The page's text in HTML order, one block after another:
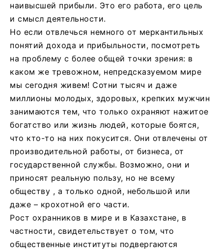
наивысшей прибыли. Это его работа, его цель
и смысл деятельности.
Но если отвлечься немного от меркантильных
понятий дохода и прибыльности, посмотреть
на проблему с более общей точки зрения: в
каком же тревожном, непредсказуемом мире
мы сегодня живем! Сотни тысяч и даже
миллионы молодых, здоровых, крепких мужчин
занимаются тем, что только охраняют нажитое
богатство или жизнь людей, которые боятся,
что кто-то на них покусится. Они отвлечены от
производительной работы, от бизнеса, от
государственной службы. Возможно, они и
приносят реальную пользу, но не всему
обществу , а только одной, небольшой или
даже – крохотной его части.
Рост охранников в мире и в Казахстане, в
частности, свидетельствует о том, что
общественные институты подвергаются